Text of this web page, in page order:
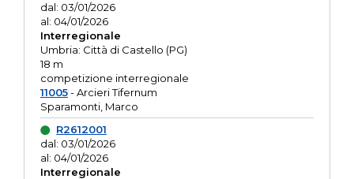
dal: 03/01/2026
al: 04/01/2026
Interregionale
Umbria: Città di Castello (PG)
18 m
competizione interregionale
11005- Arcieri Tifernum
Sparamonti, Marco
R2612001
dal: 03/01/2026
al: 04/01/2026
Interregionale